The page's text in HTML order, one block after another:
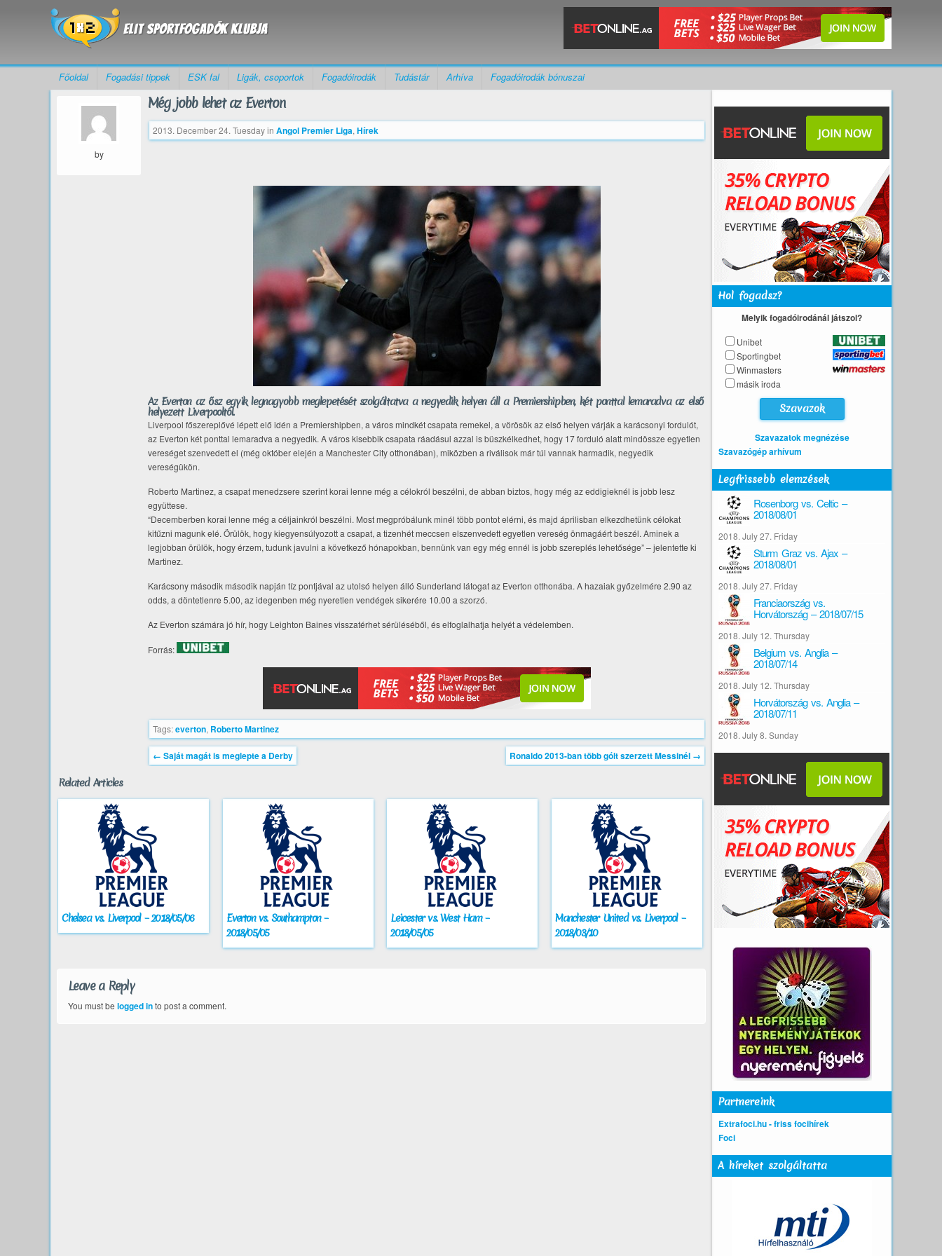
Főoldal Fogadási tippek ESK fal Ligák, csoportok Fogadóirodák Tudástár Arhíva Fogadóirodák bónuszai
by
Még jobb lehet az Everton
2013. December 24. Tuesdayin Angol Premier Liga, Hírek
Az Everton az ősz egyik legnagyobb meglepetését szolgáltatva a negyedik helyen áll a Premiershipben, két ponttal lemaradva az első
helyezett Liverpooltól.
Liverpool főszereplővé lépett elő idén a Premiershipben, a város mindkét csapata remekel, a vörösök az első helyen várják a karácsonyi fordulót,
az Everton két ponttal lemaradva a negyedik. A város kisebbik csapata ráadásul azzal is büszkélkedhet, hogy 17 forduló alatt mindössze egyetlen
vereséget szenvedett el (még október elején a Manchester City otthonában), miközben a riválisok már túl vannak harmadik, negyedik
vereségükön.
Roberto Martinez, a csapat menedzsere szerint korai lenne még a célokról beszélni, de abban biztos, hogy még az eddigieknél is jobb lesz
együttese.
“Decemberben korai lenne még a céljainkról beszélni. Most megpróbálunk minél több pontot elérni, és majd áprilisban elkezdhetünk célokat
kitűzni magunk elé. Örülök, hogy kiegyensúlyozott a csapat, a tizenhét meccsen elszenvedett egyetlen vereség önmagáért beszél. Aminek a
legjobban örülök, hogy érzem, tudunk javulni a következő hónapokban, bennünk van egy még ennél is jobb szereplés lehetősége” – jelentette ki
Martinez.
Karácsony második második napján tíz pontjával az utolsó helyen álló Sunderland látogat az Everton otthonába. A hazaiak győzelmére 2.90 az
odds, a döntetlenre 5.00, az idegenben még nyeretlen vendégek sikerére 10.00 a szorzó.
Az Everton számára jó hír, hogy Leighton Baines visszatérhet sérüléséből, és elfoglalhatja helyét a védelemben.
Forrás:
Tags:everton, Roberto Martinez
← Saját magát is meglepte a Derby Ronaldo 2013-ban több gólt szerzett Messinél →
Related Articles
Chelsea vs. Liverpool – 2018/05/06
Everton vs. Southampton –
2018/05/05
Leicester vs. West Ham –
2018/05/05
Manchester United vs. Liverpool –
2018/03/10
Leave a Reply
You must be logged into post a comment.
Hol fogadsz?
Melyik fogadóirodánál játszol?
Unibet
Sportingbet
Winmasters
másik iroda
Szavazatok megnézése
Szavazógép arhívum
Legfrissebb elemzések
Rosenborg vs. Celtic –
2018/08/01
2018. July 27. Friday
Sturm Graz vs. Ajax –
2018/08/01
2018. July 27. Friday
Franciaország vs.
Horvátország – 2018/07/15
2018. July 12. Thursday
Belgium vs. Anglia –
2018/07/14
2018. July 12. Thursday
Horvátország vs. Anglia –
2018/07/11
2018. July 8. Sunday
Partnereink
Extrafoci.hu - friss focihírek
Foci
A híreket szolgáltatta